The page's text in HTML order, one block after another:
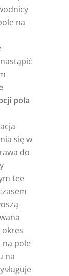
na
pola
się w
do
tee
okres
na pole
na